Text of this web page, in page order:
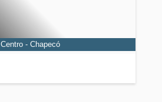
Centro - Chapecó